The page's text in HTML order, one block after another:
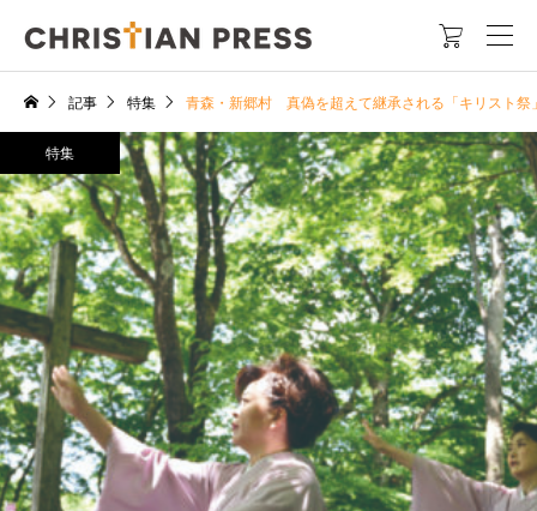

記事 特集 青森・新郷村 真偽を超えて継承される「キリスト
特集